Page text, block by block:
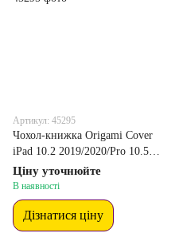
Артикул: 45295
Чохол-книжка Origami Cover
iPad 10.2 2019/2020/Pro 10.5
2017/Air10.5 2019 Gold
Ціну уточнюйте
В наявності
Дізнатися ціну